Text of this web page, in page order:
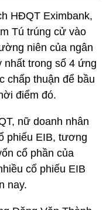
HĐQT Eximbank,
Tú trúng cử vào
niên của ngân
nhất trong số 4 ứng
chấp thuận để bầu
điểm đó.
nữ doanh nhân
phiếu EIB, tương
cổ phần của
cổ phiếu EIB
nay.